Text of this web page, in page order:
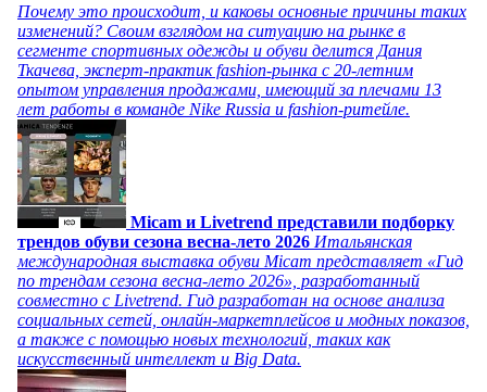
Почему это происходит, и каковы основные причины таких
изменений? Своим взглядом на ситуацию на рынке в
сегменте спортивных одежды и обуви делится Дания
Ткачева, эксперт-практик fashion-рынка с 20-летним
опытом управления продажами, имеющий за плечами 13
лет работы в команде Nike Russia и fashion-ритейле.
Micam и Livetrend представили подборку
трендов обуви сезона весна-лето 2026 Итальянская
международная выставка обуви Micam представляет «Гид
по трендам сезона весна-лето 2026», разработанный
совместно с Livetrend. Гид разработан на основе анализа
социальных сетей, онлайн-маркетплейсов и модных показов,
а также с помощью новых технологий, таких как
искусственный интеллект и Big Data.